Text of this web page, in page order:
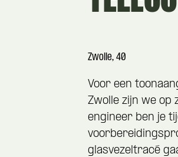
Zwolle, 40
Voor een
Zwolle zijn we op
engineer ben je
glasvezeltracé